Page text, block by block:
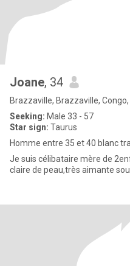
Joane, 34
Brazzaville, Brazzaville,
Seeking: Male 33 - 57
Star sign: Taurus
Homme entre 35 et 40 blanc
Je suis célibataire mère de
claire de peau,très aimante